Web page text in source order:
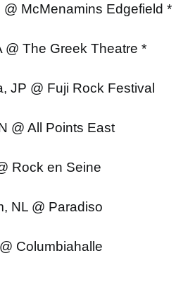
@ McMenamins Edgefield *
@ The Greek Theatre *
JP @ Fuji Rock Festival
@ All Points East
Rock en Seine
NL @ Paradiso
Columbiahalle